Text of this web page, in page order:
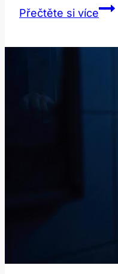
Přečtěte si více